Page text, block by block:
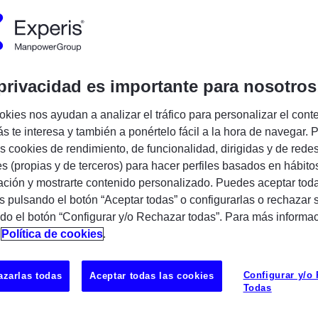
721100
especializada en servicios profesionales y
a nuestras 3 prácticas: Business
y Enterprise Applications. En la
es importante para
nos ayudan a analizar el tráfico para personalizar el
te interesa y también a ponértelo fácil a la hora de navegar.
cookies de rendimiento, de funcionalidad, dirigidas y de
(propias y de terceros) para hacer perfiles basados en
y mostrarte contenido personalizado. Puedes aceptar
pulsando el botón “Aceptar todas” o configurarlas o rechazar
el botón “Configurar y/o Rechazar todas”. Para más
Política de cookies.
Configurar y/o
Todas
todas Aceptar todas las cookies